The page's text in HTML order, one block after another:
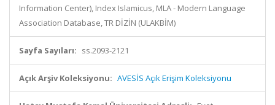
Information Center), Index Islamicus, MLA - Modern Language
Association Database, TR DİZİN (ULAKBİM)
Sayfa Sayıları: ss.2093-2121
Açık Arşiv Koleksiyonu: AVESİS Açık Erişim Koleksiyonu